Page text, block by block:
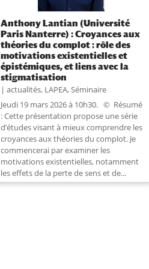
Anthony Lantian (Université
Paris Nanterre) : Croyances aux
théories du complot : rôle des
motivations existentielles et
épistémiques, et liens avec la
stigmatisation
actualités, LAPEA,Séminaire
Jeudi 19 mars 2026 à 10h30. © Résumé
: Cette présentation propose une série
d’études visant à mieux comprendre les
croyances aux théories du complot. Je
commencerai par examiner les
motivations existentielles, notamment
les effets de la perte de sens et de...